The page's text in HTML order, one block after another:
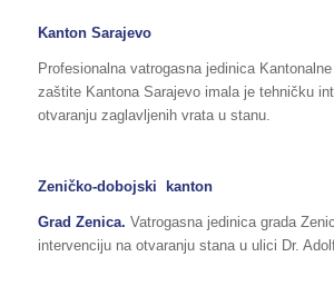
Kanton Sarajevo
Profesionalna vatrogasna jedinica
zaštite Kantona Sarajevo imala je tehničku
otvaranju zaglavljenih vrata u stanu.
Zeničko-dobojski kanton
Grad Zenica. Vatrogasna jedinica grada
intervenciju na otvaranju stana u ulici Dr.